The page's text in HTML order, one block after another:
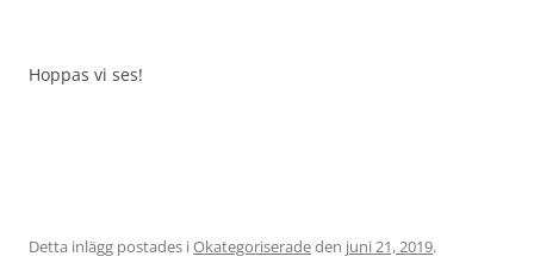
Hoppas vi ses!
Detta inlägg postades iOkategoriseradeden juni 21, 2019.